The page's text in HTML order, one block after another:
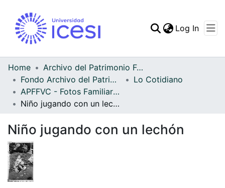
Statistics
Log In
Home
Archivo del Patrimonio Fotográfico y Fílmico del Valle del Cauca
Fondo Archivo del Patrimonio Fotográfico y Fílmico del Valle del Cauca
Lo Cotidiano
APFFVC - Fotos Familiares - Patrimonial
Niño jugando con un lechón
Niño jugando con un lechón